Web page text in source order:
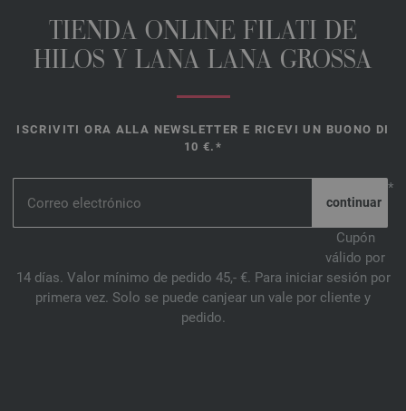
TIENDA ONLINE FILATI DE
HILOS Y LANA LANA GROSSA
ISCRIVITI ORA ALLA NEWSLETTER E RICEVI UN BUONO DI
10 €.*
*
Cupón
válido por
14 días. Valor mínimo de pedido 45,- €. Para iniciar sesión por
primera vez. Solo se puede canjear un vale por cliente y
pedido.